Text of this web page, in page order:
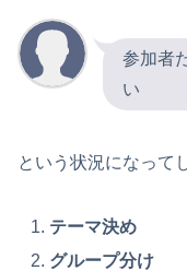
参加者
い
という状況になって
テーマ決め
グループ分け